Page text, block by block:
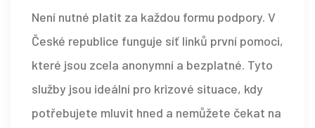
Není nutné platit za každou formu podpory. V
České republice funguje síť linků první pomoci,
které jsou zcela anonymní a bezplatné. Tyto
služby jsou ideální pro krizové situace, kdy
potřebujete mluvit hned a nemůžete čekat na